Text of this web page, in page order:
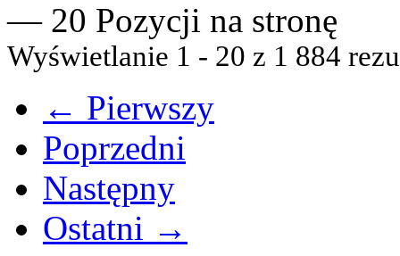
— 20 Pozycji na stronę
Wyświetlanie 1 - 20 z 1 884
← Pierwszy
Poprzedni
Następny
Ostatni →